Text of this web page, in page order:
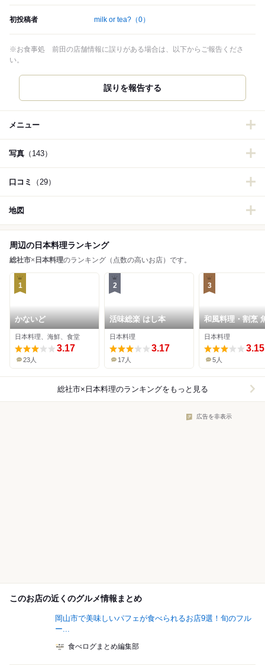
初投稿者 milk or tea? （0）
※お食事処 前田の店舗情報に誤りがある場合は、以下からご報告くださ
い。
誤りを報告する
メニュー
写真 （143）
口コミ （29）
地図
周辺の日本料理ランキング
総社市× 日本料理のランキング（点数の高いお店）です。
1
かないど
日本料理、海鮮、食堂
3.17
23人
2
活味総楽 はし本
日本料理
3.17
17人
3
和風料理・割烹
日本料理
3.15
5人
総社市×日本料理のランキングをもっと見る
広告を非表示
このお店の近くのグルメ情報まとめ
岡山市で美味しいパフェが食べられるお店9選！旬のフル
ー...
食べログまとめ編集部